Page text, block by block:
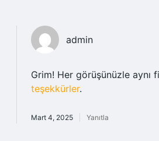
admin
Grim! Her görüşünüzle aynı
teşekkürler.
Mart 4, 2025 Yanıtla